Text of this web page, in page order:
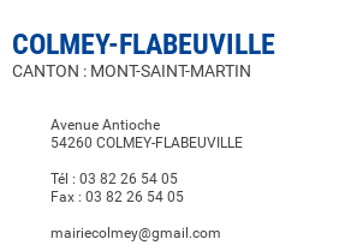
COLMEY-FLABEUVILLE
CANTON : MONT-SAINT-MARTIN
Avenue Antioche
54260 COLMEY-FLABEUVILLE
Tél : 03 82 26 54 05
Fax : 03 82 26 54 05
mairiecolmey@gmail.com